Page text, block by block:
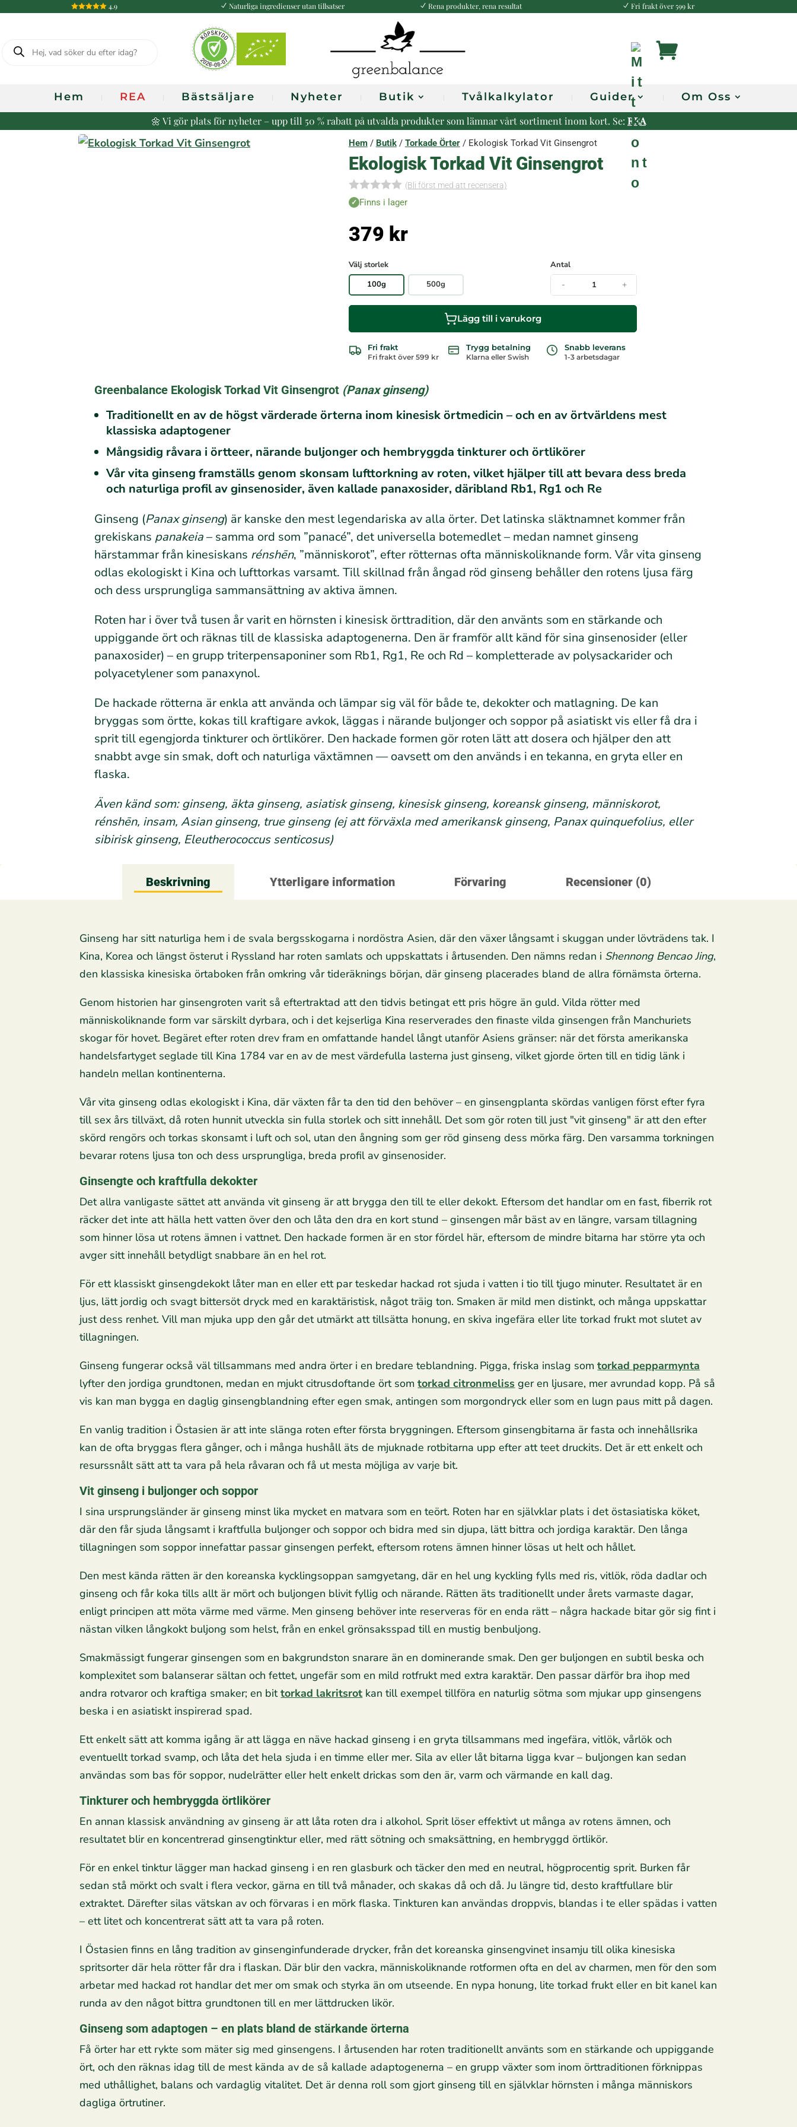
4.9 N Naturliga ingredienser utan tillsatser N Rena produkter, rena resultat N Fri frakt över 599 kr
Produktsökning
M
t
K
Hem REA Bästsäljare Nyheter Butik Tvålkalkylator Guider Om Oss
🌼 Vi gör plats för nyheter – upp till 50 % rabatt på utvalda produkter som lämnar vårt sortiment inom kort. Se: REA
Hem/ Butik/ Torkade Örter/ Ekologisk Torkad Vit Ginsengrot
Ekologisk Torkad Vit Ginsengrot
I
n
a
r
c
e
n
o
e
(Bli först med att recensera)
Finns i lager
379 kr
Välj storlek
100g
500g
Antal
- +
Lägg till i varukorg
Fri frakt
Fri frakt över 599 kr
Trygg betalning
Klarna eller Swish
Snabb leverans
1-3 arbetsdagar
Greenbalance Ekologisk Torkad Vit Ginsengrot (Panax ginseng)
Traditionellt en av de högst värderade örterna inom kinesisk örtmedicin – och en av örtvärldens mest
klassiska adaptogener
Mångsidig råvara i örtteer, närande buljonger och hembryggda tinkturer och örtlikörer
Vår vita ginseng framställs genom skonsam lufttorkning av roten, vilket hjälper till att bevara dess breda
och naturliga profil av ginsenosider, även kallade panaxosider, däribland Rb1, Rg1 och Re
Ginseng (Panax ginseng) är kanske den mest legendariska av alla örter. Det latinska släktnamnet kommer från
grekiskans panakeia– samma ord som ”panacé”, det universella botemedlet – medan namnet ginseng
härstammar från kinesiskans rénshēn, ”människorot”, efter rötternas ofta människoliknande form. Vår vita ginseng
odlas ekologiskt i Kina och lufttorkas varsamt. Till skillnad från ångad röd ginseng behåller den rotens ljusa färg
och dess ursprungliga sammansättning av aktiva ämnen.
Roten har i över två tusen år varit en hörnsten i kinesisk örttradition, där den använts som en stärkande och
uppiggande ört och räknas till de klassiska adaptogenerna. Den är framför allt känd för sina ginsenosider (eller
panaxosider) – en grupp triterpensaponiner som Rb1, Rg1, Re och Rd – kompletterade av polysackarider och
polyacetylener som panaxynol.
De hackade rötterna är enkla att använda och lämpar sig väl för både te, dekokter och matlagning. De kan
bryggas som örtte, kokas till kraftigare avkok, läggas i närande buljonger och soppor på asiatiskt vis eller få dra i
sprit till egengjorda tinkturer och örtlikörer. Den hackade formen gör roten lätt att dosera och hjälper den att
snabbt avge sin smak, doft och naturliga växtämnen — oavsett om den används i en tekanna, en gryta eller en
flaska.
Även känd som: ginseng, äkta ginseng, asiatisk ginseng, kinesisk ginseng, koreansk ginseng, människorot,
rénshēn, insam, Asian ginseng, true ginseng (ej att förväxla med amerikansk ginseng, Panax quinquefolius, eller
sibirisk ginseng, Eleutherococcus senticosus)
Beskrivning Ytterligare information Förvaring Recensioner (0)
Ginseng har sitt naturliga hem i de svala bergsskogarna i nordöstra Asien, där den växer långsamt i skuggan under lövträdens tak. I
Kina, Korea och längst österut i Ryssland har roten samlats och uppskattats i årtusenden. Den nämns redan i Shennong Bencao Jing,
den klassiska kinesiska örtaboken från omkring vår tideräknings början, där ginseng placerades bland de allra förnämsta örterna.
Genom historien har ginsengroten varit så eftertraktad att den tidvis betingat ett pris högre än guld. Vilda rötter med
människoliknande form var särskilt dyrbara, och i det kejserliga Kina reserverades den finaste vilda ginsengen från Manchuriets
skogar för hovet. Begäret efter roten drev fram en omfattande handel långt utanför Asiens gränser: när det första amerikanska
handelsfartyget seglade till Kina 1784 var en av de mest värdefulla lasterna just ginseng, vilket gjorde örten till en tidig länk i
handeln mellan kontinenterna.
Vår vita ginseng odlas ekologiskt i Kina, där växten får ta den tid den behöver – en ginsengplanta skördas vanligen först efter fyra
till sex års tillväxt, då roten hunnit utveckla sin fulla storlek och sitt innehåll. Det som gör roten till just "vit ginseng" är att den efter
skörd rengörs och torkas skonsamt i luft och sol, utan den ångning som ger röd ginseng dess mörka färg. Den varsamma torkningen
bevarar rotens ljusa ton och dess ursprungliga, breda profil av ginsenosider.
Ginsengte och kraftfulla dekokter
Det allra vanligaste sättet att använda vit ginseng är att brygga den till te eller dekokt. Eftersom det handlar om en fast, fiberrik rot
räcker det inte att hälla hett vatten över den och låta den dra en kort stund – ginsengen mår bäst av en längre, varsam tillagning
som hinner lösa ut rotens ämnen i vattnet. Den hackade formen är en stor fördel här, eftersom de mindre bitarna har större yta och
avger sitt innehåll betydligt snabbare än en hel rot.
För ett klassiskt ginsengdekokt låter man en eller ett par teskedar hackad rot sjuda i vatten i tio till tjugo minuter. Resultatet är en
ljus, lätt jordig och svagt bittersöt dryck med en karaktäristisk, något träig ton. Smaken är mild men distinkt, och många uppskattar
just dess renhet. Vill man mjuka upp den går det utmärkt att tillsätta honung, en skiva ingefära eller lite torkad frukt mot slutet av
tillagningen.
Ginseng fungerar också väl tillsammans med andra örter i en bredare teblandning. Pigga, friska inslag somtorkad pepparmynta
lyfter den jordiga grundtonen, medan en mjukt citrusdoftande ört somtorkad citronmeliss ger en ljusare, mer avrundad kopp. På så
vis kan man bygga en daglig ginsengblandning efter egen smak, antingen som morgondryck eller som en lugn paus mitt på dagen.
En vanlig tradition i Östasien är att inte slänga roten efter första bryggningen. Eftersom ginsengbitarna är fasta och innehållsrika
kan de ofta bryggas flera gånger, och i många hushåll äts de mjuknade rotbitarna upp efter att teet druckits. Det är ett enkelt och
resurssnålt sätt att ta vara på hela råvaran och få ut mesta möjliga av varje bit.
Vit ginseng i buljonger och soppor
I sina ursprungsländer är ginseng minst lika mycket en matvara som en teört. Roten har en självklar plats i det östasiatiska köket,
där den får sjuda långsamt i kraftfulla buljonger och soppor och bidra med sin djupa, lätt bittra och jordiga karaktär. Den långa
tillagningen som soppor innefattar passar ginsengen perfekt, eftersom rotens ämnen hinner lösas ut helt och hållet.
Den mest kända rätten är den koreanska kycklingsoppan samgyetang, där en hel ung kyckling fylls med ris, vitlök, röda dadlar och
ginseng och får koka tills allt är mört och buljongen blivit fyllig och närande. Rätten äts traditionellt under årets varmaste dagar,
enligt principen att möta värme med värme. Men ginseng behöver inte reserveras för en enda rätt – några hackade bitar gör sig fint i
nästan vilken långkokt buljong som helst, från en enkel grönsaksspad till en mustig benbuljong.
Smakmässigt fungerar ginsengen som en bakgrundston snarare än en dominerande smak. Den ger buljongen en subtil beska och
komplexitet som balanserar sältan och fettet, ungefär som en mild rotfrukt med extra karaktär. Den passar därför bra ihop med
andra rotvaror och kraftiga smaker; en bittorkad lakritsrot kan till exempel tillföra en naturlig sötma som mjukar upp ginsengens
beska i en asiatiskt inspirerad spad.
Ett enkelt sätt att komma igång är att lägga en näve hackad ginseng i en gryta tillsammans med ingefära, vitlök, vårlök och
eventuellt torkad svamp, och låta det hela sjuda i en timme eller mer. Sila av eller låt bitarna ligga kvar – buljongen kan sedan
användas som bas för soppor, nudelrätter eller helt enkelt drickas som den är, varm och värmande en kall dag.
Tinkturer och hembryggda örtlikörer
En annan klassisk användning av ginseng är att låta roten dra i alkohol. Sprit löser effektivt ut många av rotens ämnen, och
resultatet blir en koncentrerad ginsengtinktur eller, med rätt sötning och smaksättning, en hembryggd örtlikör.
För en enkel tinktur lägger man hackad ginseng i en ren glasburk och täcker den med en neutral, högprocentig sprit. Burken får
sedan stå mörkt och svalt i flera veckor, gärna en till två månader, och skakas då och då. Ju längre tid, desto kraftfullare blir
extraktet. Därefter silas vätskan av och förvaras i en mörk flaska. Tinkturen kan användas droppvis, blandas i te eller spädas i vatten
– ett litet och koncentrerat sätt att ta vara på roten.
I Östasien finns en lång tradition av ginsenginfunderade drycker, från det koreanska ginsengvinet insamju till olika kinesiska
spritsorter där hela rötter får dra i flaskan. Där blir den vackra, människoliknande rotformen ofta en del av charmen, men för den som
arbetar med hackad rot handlar det mer om smak och styrka än om utseende. En nypa honung, lite torkad frukt eller en bit kanel kan
runda av den något bittra grundtonen till en mer lättdrucken likör.
Ginseng som adaptogen – en plats bland de stärkande örterna
Få örter har ett rykte som mäter sig med ginsengens. I årtusenden har roten traditionellt använts som en stärkande och uppiggande
ört, och den räknas idag till de mest kända av de så kallade adaptogenerna – en grupp växter som inom örttraditionen förknippas
med uthållighet, balans och vardaglig vitalitet. Det är denna roll som gjort ginseng till en självklar hörnsten i många människors
dagliga örtrutiner.